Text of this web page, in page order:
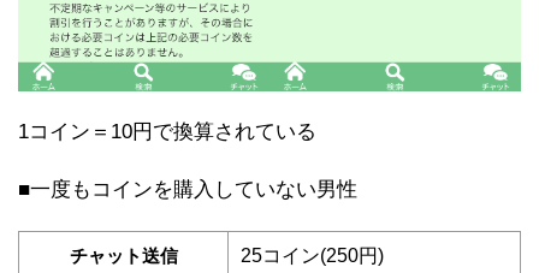
1コイン＝10円で換算されている
■一度もコインを購入していない男性
チャット送信 25コイン(250円)